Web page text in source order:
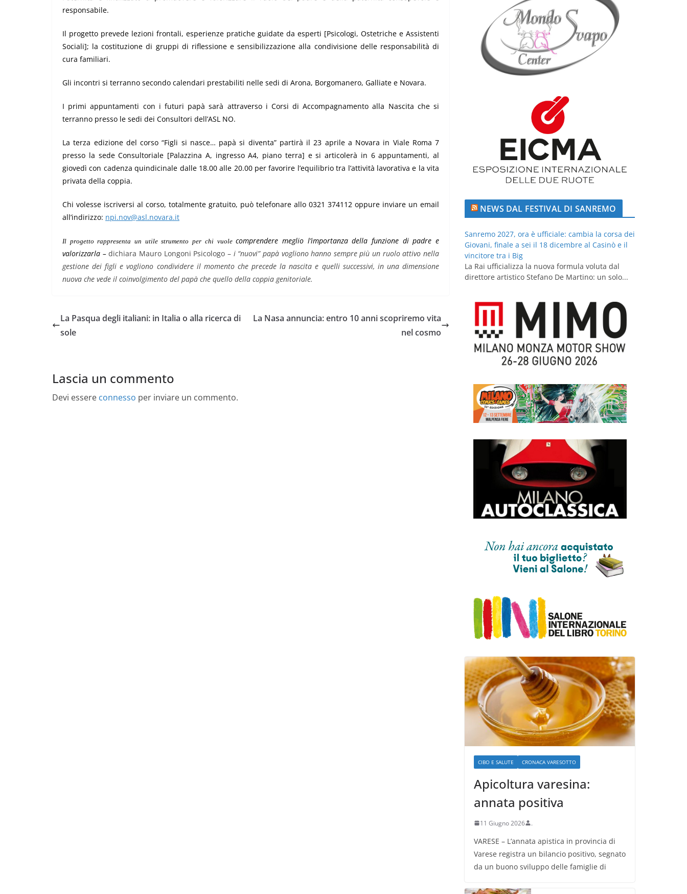
responsabile.
Il progetto prevede lezioni frontali, esperienze pratiche guidate da esperti [Psicologi, Ostetriche e Assistenti
Sociali]; la costituzione di gruppi di riflessione e sensibilizzazione alla condivisione delle responsabilità di
cura familiari.
Gli incontri si terranno secondo calendari prestabiliti nelle sedi di Arona, Borgomanero, Galliate e Novara.
I primi appuntamenti con i futuri papà sarà attraverso i Corsi di Accompagnamento alla Nascita che si
terranno presso le sedi dei Consultori dell’ASL NO.
La terza edizione del corso “Figli si nasce… papà si diventa” partirà il 23 aprilea Novara in Viale Roma 7
presso la sede Consultoriale [Palazzina A, ingresso A4, piano terra] e si articolerà in 6 appuntamenti, al
giovedì con cadenza quindicinale dalle 18.00 alle 20.00per favorire l’equilibrio tra l’attività lavorativa e la vita
privata della coppia.
Chi volesse iscriversi al corso, totalmente gratuito, può telefonare allo 0321 374112 oppure inviare un email
all’indirizzo: npi.nov@asl.novara.it
Il progetto rappresenta un utile strumento per chi vuolecomprendere meglio l’importanza della funzione di padre e
valorizzarla – dichiara Mauro Longoni Psicologo – i “nuovi” papà vogliono hanno sempre più un ruolo attivo nella
gestione dei figli e vogliono condividere il momento che precede la nascita e quelli successivi, in una dimensione
nuova che vede il coinvolgimento del papà che quello della coppia genitoriale.
La Pasqua degli italiani: in Italia o alla ricerca di
sole
La Nasa annuncia: entro 10 anni scopriremo vita
nel cosmo
Lascia un commento
Devi essere connesso per inviare un commento.
NEWS DAL FESTIVAL DI SANREMO
Sanremo 2027, ora è ufficiale: cambia la corsa dei
Giovani, finale a sei il 18 dicembre al Casinò e il
vincitore tra i Big
La Rai ufficializza la nuova formula voluta dal
direttore artistico Stefano De Martino: un solo...
CIBO E SALUTE CRONACA VARESOTTO
Apicoltura varesina:
annata positiva
11 Giugno 2026 .
VARESE – L’annata apistica in provincia di
Varese registra un bilancio positivo, segnato
da un buono sviluppo delle famiglie di